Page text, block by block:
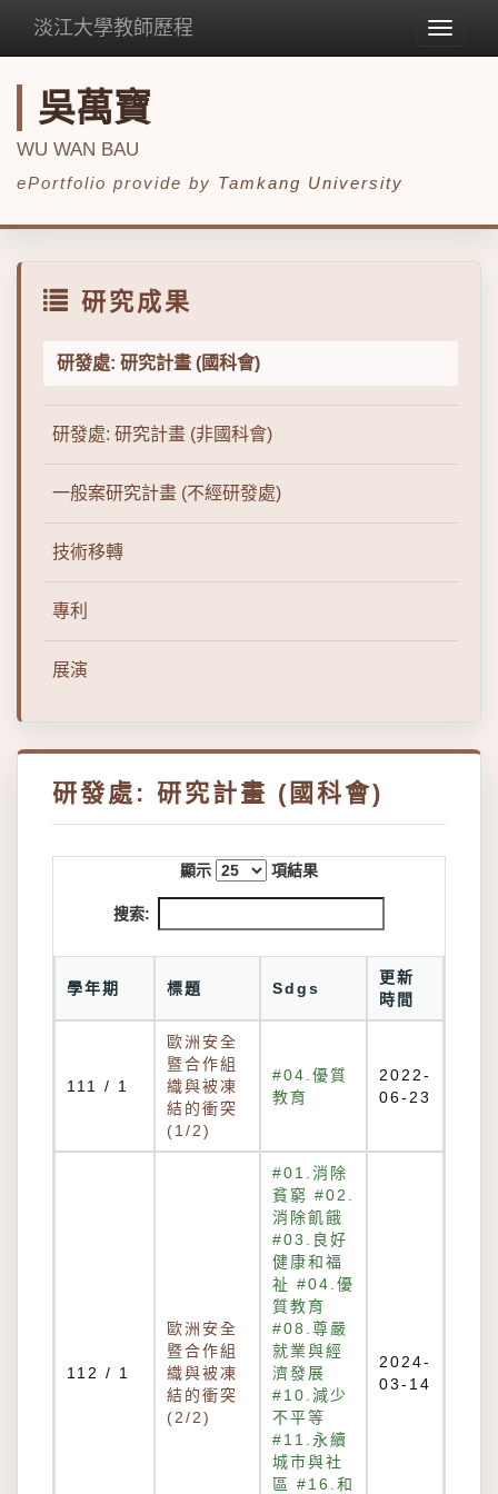
Toggle
淡江大學教師歷程
吳萬寶
WU WAN BAU
ePortfolio provide by Tamkang University
研究成果
研發處: 研究計畫 (國科會)
研發處: 研究計畫 (非國科會)
一般案研究計畫 (不經研發處)
技術移轉
專利
展演
研發處: 研究計畫 (國科會)
顯示 項結果
搜索:
學年期 標題 Sdgs
更新
時間
111 / 1
歐洲安全
暨合作組
織與被凍
結的衝突
(1/2)
#04.優質
教育
2022-
06-23
112 / 1
歐洲安全
暨合作組
織與被凍
結的衝突
(2/2)
#01.消除
貧窮 #02.
消除飢餓
#03.良好
健康和福
祉 #04.優
質教育
#08.尊嚴
就業與經
濟發展
#10.減少
不平等
#11.永續
城市與社
區 #16.和
2024-
03-14